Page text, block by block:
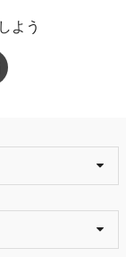
よう